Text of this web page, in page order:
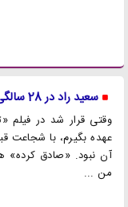
سعید راد در 28 سالگی: سینمای ایران مثل من کم دارد!
وقتی قرار شد در فیلم
عهده بگیرم، با شجاعت
آن نبود. «صادق کرده»
من ...